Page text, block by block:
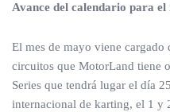
Avance del calendario para el
El mes de mayo viene cargado
circuitos que MotorLand tiene
Series que tendrá lugar el día
internacional de karting, el 1 y